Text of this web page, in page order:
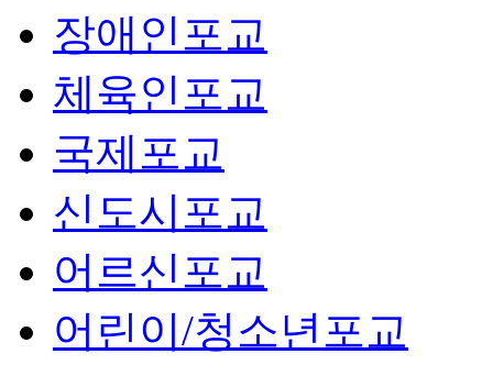
장애인포교
체육인포교
국제포교
신도시포교
어르신포교
어린이/청소년포교